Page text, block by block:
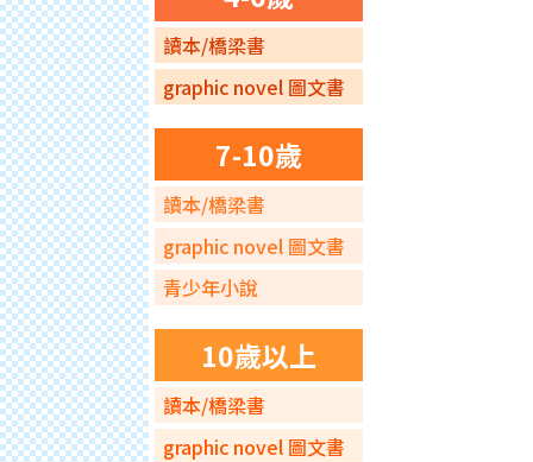
讀本/橋梁書
graphic novel 圖文書
7-10歲
讀本/橋梁書
graphic novel 圖文書
青少年小說
10歲以上
讀本/橋梁書
graphic novel 圖文書